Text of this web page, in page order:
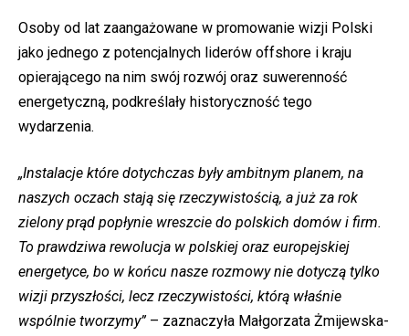
Osoby od lat zaangażowane w promowanie wizji Polski
jako jednego z potencjalnych liderów offshore i kraju
opierającego na nim swój rozwój oraz suwerenność
energetyczną, podkreślały historyczność tego
wydarzenia.
„Instalacje które dotychczas były ambitnym planem, na
naszych oczach stają się rzeczywistością, a już za rok
zielony prąd popłynie wreszcie do polskich domów i firm.
To prawdziwa rewolucja w polskiej oraz europejskiej
energetyce, bo w końcu nasze rozmowy nie dotyczą tylko
wizji przyszłości, lecz rzeczywistości, którą właśnie
wspólnie tworzymy”– zaznaczyła Małgorzata Żmijewska-